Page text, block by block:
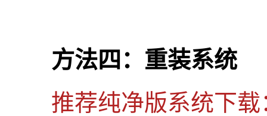
方法四：重装系统
推荐纯净版系统下载